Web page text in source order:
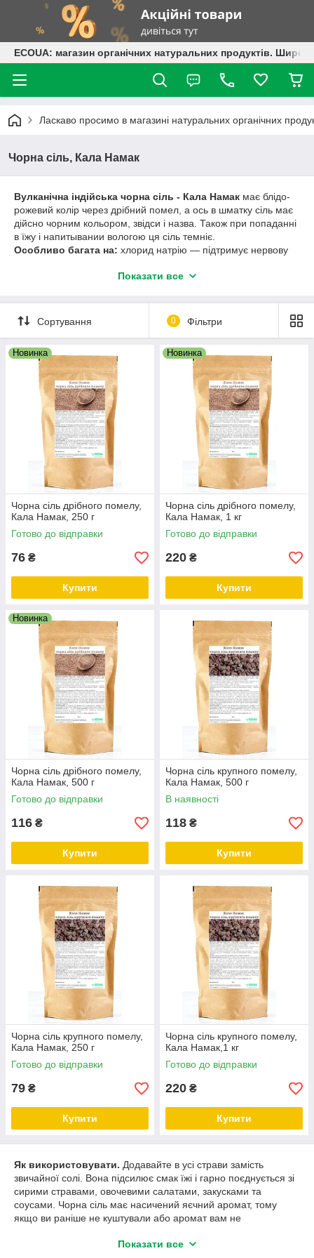
ECOUA: магазин органічних натуральних продуктів.
Ласкаво просимо в магазині натуральних органічних
Чорна сіль, Кала Намак
Вулканічна індійська чорна сіль - Кала Намак має блідо-
рожевий колір через дрібний помел, а ось в шматку сіль має
дійсно чорним кольором, звідси і назва. Також при попаданні
в їжу і напитывании вологою ця сіль темніє.
Особливо багата на: хлорид натрію — підтримує нервову
крові; магній — регулює роботу мозку;
В результаті вулканічних активностей соляні поклади також
змішувалися з магмою, насичуючи сіль ще і сірководнем, що
надає їй характерного запаху - вареного жовтка.
організмі.
Показати все
Сортування 0 Фільтри
Новинка
Чорна сіль дрібного помелу,
Кала Намак, 250 г
Готово до відправки
76 ₴
Купити
Новинка
Чорна сіль дрібного помелу,
Кала Намак, 1 кг
Готово до відправки
220 ₴
Купити
Новинка
Чорна сіль дрібного помелу,
Кала Намак, 500 г
Готово до відправки
116 ₴
Купити
Чорна сіль крупного помелу,
Кала Намак, 500 г
В наявності
118 ₴
Купити
Чорна сіль крупного помелу,
Кала Намак, 250 г
Готово до відправки
79 ₴
Купити
Чорна сіль крупного помелу,
Кала Намак,1 кг
Готово до відправки
220 ₴
Купити
Як використовувати. Додавайте в усі страви замість
звичайної солі. Вона підсилює смак їжі і гарно поєднується зі
сирими стравами, овочевими салатами, закусками та
соусами. Чорна сіль має насичений яєчний аромат, тому
якщо ви раніше не куштували або аромат вам не
термообробці ця сіль втрачає запах, але робить смак страв
Показати все